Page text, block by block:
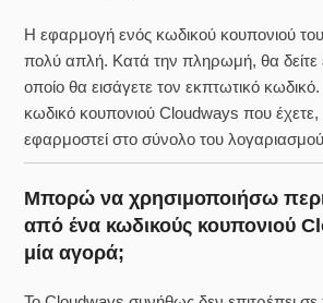
Η εφαρμογή ενός κωδικού κουπονιού
πολύ απλή. Κατά την πληρωμή, θα δείτε
οποίο θα εισάγετε τον εκπτωτικό κωδικό.
κωδικό κουπονιού Cloudways που
εφαρμοστεί στο σύνολο του
Μπορώ να χρησιμοποιήσω
από ένα κωδικούς κουπονιού
μία αγορά;